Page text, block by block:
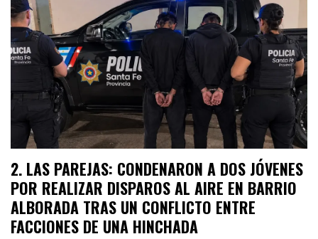
LAS PAREJAS: CONDENARON A DOS JÓVENES
POR REALIZAR DISPAROS AL AIRE EN BARRIO
ALBORADA TRAS UN CONFLICTO ENTRE
FACCIONES DE UNA HINCHADA